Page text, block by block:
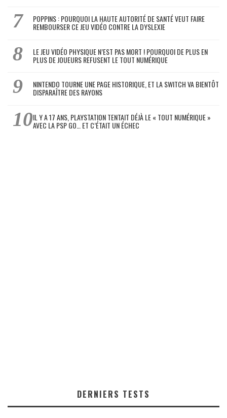
POPPINS : POURQUOI LA HAUTE AUTORITÉ DE SANTÉ VEUT FAIRE
REMBOURSER CE JEU VIDÉO CONTRE LA DYSLEXIE
LE JEU VIDÉO PHYSIQUE N’EST PAS MORT ! POURQUOI DE PLUS EN
PLUS DE JOUEURS REFUSENT LE TOUT NUMÉRIQUE
NINTENDO TOURNE UNE PAGE HISTORIQUE, ET LA SWITCH VA BIENTÔT
DISPARAÎTRE DES RAYONS
IL Y A 17 ANS, PLAYSTATION TENTAIT DÉJÀ LE « TOUT NUMÉRIQUE »
AVEC LA PSP GO… ET C’ÉTAIT UN ÉCHEC
DERNIERS TESTS